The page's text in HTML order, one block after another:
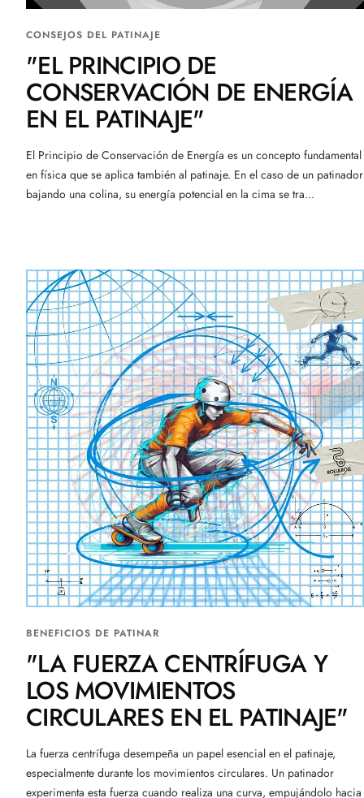
CONSEJOS DEL PATINAJE
"EL PRINCIPIO DE
CONSERVACIÓN DE ENERGÍA
EN EL PATINAJE"
El Principio de Conservación de Energía es un concepto fundamental
en física que se aplica también al patinaje. En el caso de un patinador
bajando una colina, su energía potencial en la cima se tra...
BENEFICIOS DE PATINAR
"LA FUERZA CENTRÍFUGA Y
LOS MOVIMIENTOS
CIRCULARES EN EL PATINAJE"
La fuerza centrífuga desempeña un papel esencial en el patinaje,
especialmente durante los movimientos circulares. Un patinador
experimenta esta fuerza cuando realiza una curva, empujándolo hacia